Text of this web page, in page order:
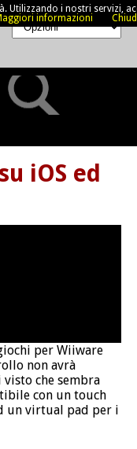
iOS ed
per Wiiware
non avrà
che sembra
con un touch
un virtual pad per i
Utilizzando i nostri servizi,
informazioni